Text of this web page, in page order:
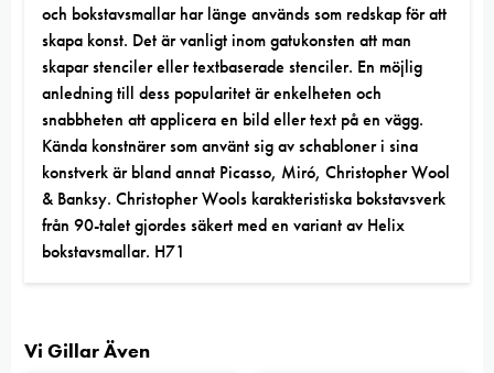
och bokstavsmallar har länge används som redskap för att
skapa konst. Det är vanligt inom gatukonsten att man
skapar stenciler eller textbaserade stenciler. En möjlig
anledning till dess popularitet är enkelheten och
snabbheten att applicera en bild eller text på en vägg.
Kända konstnärer som använt sig av schabloner i sina
konstverk är bland annat Picasso, Miró, Christopher Wool
& Banksy. Christopher Wools karakteristiska bokstavsverk
från 90-talet gjordes säkert med en variant av Helix
bokstavsmallar. H71
Vi Gillar Även